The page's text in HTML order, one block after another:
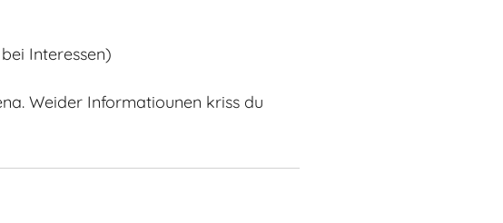
Interessen)
Weider Informatiounen kriss du